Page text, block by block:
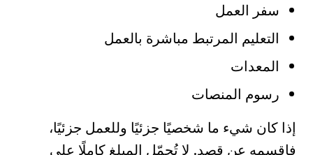
سفر العمل
التعليم المرتبط مباشرة بالعمل
المعدات
رسوم المنصات
إذا كان شيء ما شخصيًا جزئيًا وللعمل جزئيًا،
فاقسمه عن قصد. لا تُحمّل المبلغ كاملًا على